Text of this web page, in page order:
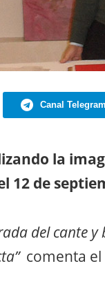
Canal Telegram
la
12 de
del cante
comenta el